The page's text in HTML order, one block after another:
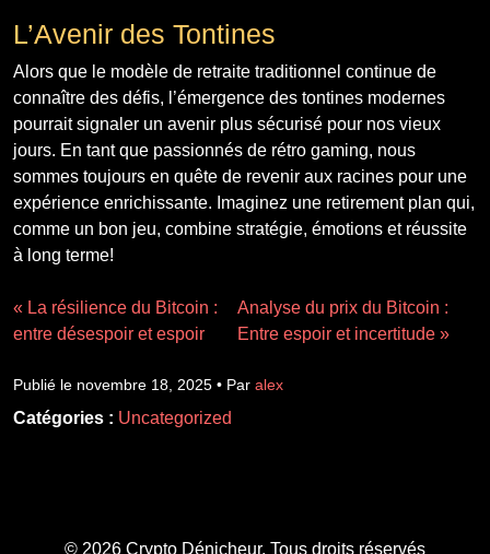
L’Avenir des Tontines
Alors que le modèle de retraite traditionnel continue de
connaître des défis, l’émergence des tontines modernes
pourrait signaler un avenir plus sécurisé pour nos vieux
jours. En tant que passionnés de rétro gaming, nous
sommes toujours en quête de revenir aux racines pour une
expérience enrichissante. Imaginez une retirement plan qui,
comme un bon jeu, combine stratégie, émotions et réussite
à long terme!
« La résilience du Bitcoin :
entre désespoir et espoir
Analyse du prix du Bitcoin :
Entre espoir et incertitude »
Publié le novembre 18, 2025 • Par alex
Catégories : Uncategorized
© 2026 Crypto Dénicheur. Tous droits réservés